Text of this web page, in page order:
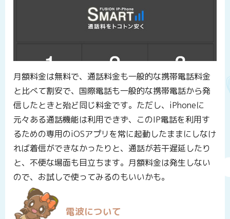
月額料金は無料で、通話料金も一般的な携帯電話料金
と比べて割安で、国際電話も一般的な携帯電話から発
信したときと殆ど同じ料金です。ただし、iPhoneに
元々ある通話機能は利用できず、このIP電話を利用す
るための専用のiOSアプリを常に起動したままにしなけ
れば着信ができなかったりと、通話が若干遅延したり
と、不便な場面も目立ちます。月額料金は発生しない
ので、お試しで使ってみるのもいいかも。
電波について